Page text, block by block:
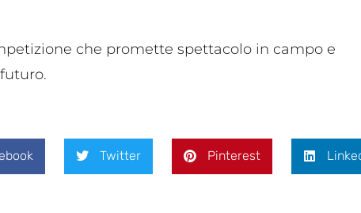
che promette spettacolo in campo e
Twitter Pinterest